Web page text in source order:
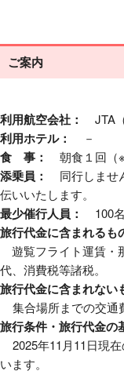
ご案内
利用航空会社： JTA
利用ホテル： －
食 事： 朝食１回（
添乗員：
同行しませ
伝いいたします。
最少催行人員： 100
旅行代金に含まれるも
遊覧フライト運賃・
代、消費税等諸税。
旅行代金に含まれない
集合場所までの交通
旅行条件・旅行代金の
2025年11月11日現
います。